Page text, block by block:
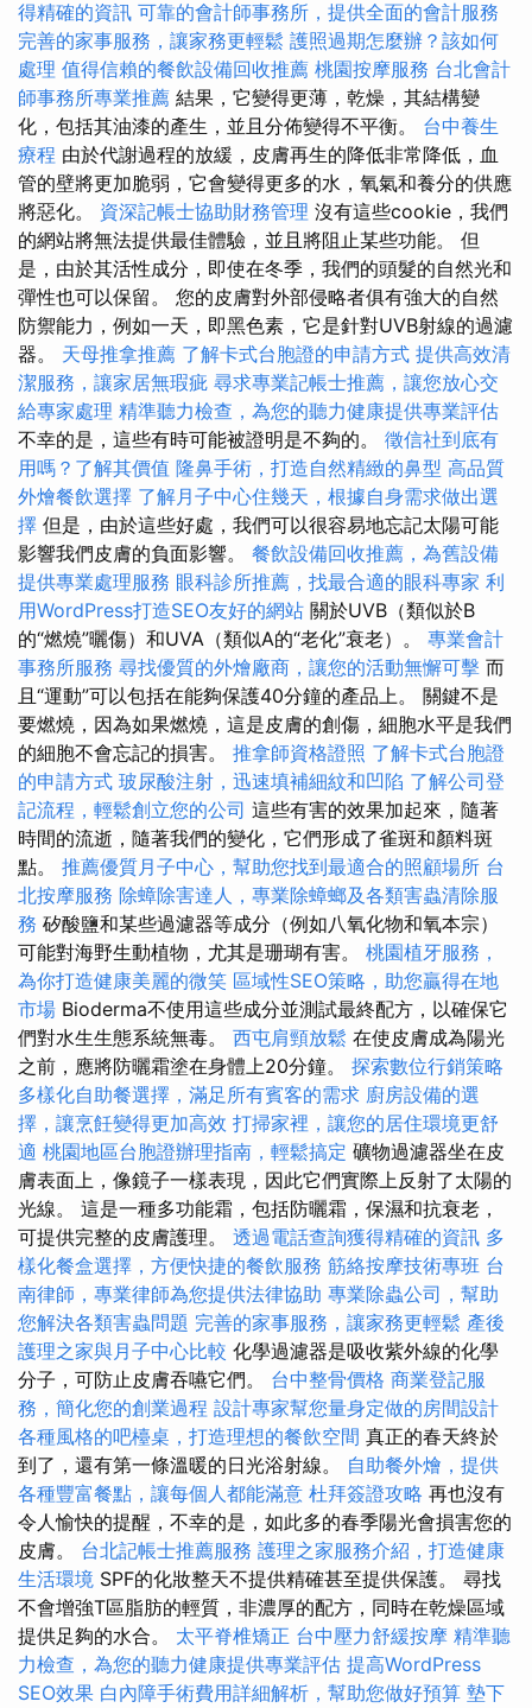
得精確的資訊 可靠的會計師事務所，提供全面的會計服務
完善的家事服務，讓家務更輕鬆 護照過期怎麼辦？該如何
處理 值得信賴的餐飲設備回收推薦 桃園按摩服務 台北會計
師事務所專業推薦 結果，它變得更薄，乾燥，其結構變
化，包括其油漆的產生，並且分佈變得不平衡。 台中養生
療程 由於代謝過程的放緩，皮膚再生的降低非常降低，血
管的壁將更加脆弱，它會變得更多的水，氧氣和養分的供應
將惡化。 資深記帳士協助財務管理 沒有這些cookie，我們
的網站將無法提供最佳體驗，並且將阻止某些功能。 但
是，由於其活性成分，即使在冬季，我們的頭髮的自然光和
彈性也可以保留。 您的皮膚對外部侵略者俱有強大的自然
防禦能力，例如一天，即黑色素，它是針對UVB射線的過濾
器。 天母推拿推薦 了解卡式台胞證的申請方式 提供高效清
潔服務，讓家居無瑕疵 尋求專業記帳士推薦，讓您放心交
給專家處理 精準聽力檢查，為您的聽力健康提供專業評估
不幸的是，這些有時可能被證明是不夠的。 徵信社到底有
用嗎？了解其價值 隆鼻手術，打造自然精緻的鼻型 高品質
外燴餐飲選擇 了解月子中心住幾天，根據自身需求做出選
擇 但是，由於這些好處，我們可以很容易地忘記太陽可能
影響我們皮膚的負面影響。 餐飲設備回收推薦，為舊設備
提供專業處理服務 眼科診所推薦，找最合適的眼科專家 利
用WordPress打造SEO友好的網站 關於UVB（類似於B
的“燃燒”曬傷）和UVA（類似A的“老化”衰老）。 專業會計
事務所服務 尋找優質的外燴廠商，讓您的活動無懈可擊 而
且“運動”可以包括在能夠保護40分鐘的產品上。 關鍵不是
要燃燒，因為如果燃燒，這是皮膚的創傷，細胞水平是我們
的細胞不會忘記的損害。 推拿師資格證照 了解卡式台胞證
的申請方式 玻尿酸注射，迅速填補細紋和凹陷 了解公司登
記流程，輕鬆創立您的公司 這些有害的效果加起來，隨著
時間的流逝，隨著我們的變化，它們形成了雀斑和顏料斑
點。 推薦優質月子中心，幫助您找到最適合的照顧場所 台
北按摩服務 除蟑除害達人，專業除蟑螂及各類害蟲清除服
務 矽酸鹽和某些過濾器等成分（例如八氧化物和氧本宗）
可能對海野生動植物，尤其是珊瑚有害。 桃園植牙服務，
為你打造健康美麗的微笑 區域性SEO策略，助您贏得在地
市場 Bioderma不使用這些成分並測試最終配方，以確保它
們對水生生態系統無毒。 西屯肩頸放鬆 在使皮膚成為陽光
之前，應將防曬霜塗在身體上20分鐘。 探索數位行銷策略
多樣化自助餐選擇，滿足所有賓客的需求 廚房設備的選
擇，讓烹飪變得更加高效 打掃家裡，讓您的居住環境更舒
適 桃園地區台胞證辦理指南，輕鬆搞定 礦物過濾器坐在皮
膚表面上，像鏡子一樣表現，因此它們實際上反射了太陽的
光線。 這是一種多功能霜，包括防曬霜，保濕和抗衰老，
可提供完整的皮膚護理。 透過電話查詢獲得精確的資訊 多
樣化餐盒選擇，方便快捷的餐飲服務 筋絡按摩技術專班 台
南律師，專業律師為您提供法律協助 專業除蟲公司，幫助
您解決各類害蟲問題 完善的家事服務，讓家務更輕鬆 產後
護理之家與月子中心比較 化學過濾器是吸收紫外線的化學
分子，可防止皮膚吞嚥它們。 台中整骨價格 商業登記服
務，簡化您的創業過程 設計專家幫您量身定做的房間設計
各種風格的吧檯桌，打造理想的餐飲空間 真正的春天終於
到了，還有第一條溫暖的日光浴射線。 自助餐外燴，提供
各種豐富餐點，讓每個人都能滿意 杜拜簽證攻略 再也沒有
令人愉快的提醒，不幸的是，如此多的春季陽光會損害您的
皮膚。 台北記帳士推薦服務 護理之家服務介紹，打造健康
生活環境 SPF的化妝整天不提供精確甚至提供保護。 尋找
不會增強T區脂肪的輕質，非濃厚的配方，同時在乾燥區域
提供足夠的水合。 太平脊椎矯正 台中壓力舒緩按摩 精準聽
力檢查，為您的聽力健康提供專業評估 提高WordPress
SEO效果 白內障手術費用詳細解析，幫助您做好預算 墊下